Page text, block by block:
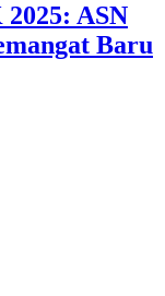
ASN
Baru